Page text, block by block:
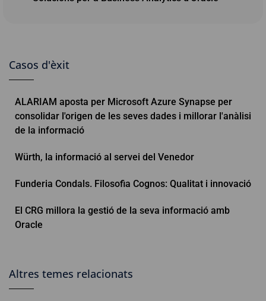
Casos d'èxit
ALARIAM aposta per Microsoft Azure Synapse per
consolidar l'origen de les seves dades i millorar l'anàlisi
de la informació
Würth, la informació al servei del Venedor
Funderia Condals. Filosofia Cognos: Qualitat i innovació
El CRG millora la gestió de la seva informació amb
Oracle
Altres temes relacionats